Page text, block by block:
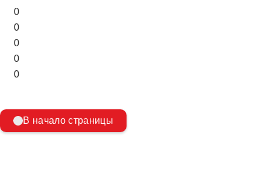
0
0
0
0
0
В начало страницы